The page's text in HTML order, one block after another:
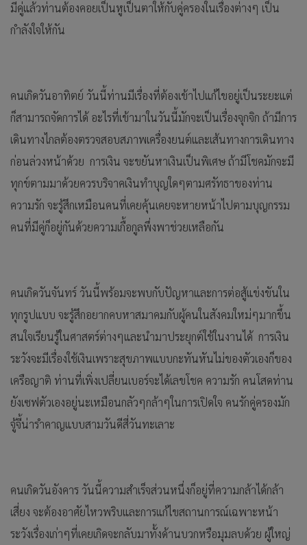
มีคู่แล้วท่านต้องคอยเป็นหูเป็นตาให้กับคู่ครองในเรื่องต่างๆ เป็น
กำลังใจให้กัน
คนเกิดวันอาทิตย์ วันนี้ท่านมีเรื่องที่ต้องเข้าไปแก้ไขอยู่เป็นระยะแต่
ก็สามารถจัดการได้ อะไรที่เข้ามาในวันนี้มักจะเป็นเรื่องจุกจิก ถ้ามีการ
เดินทางไกลต้องตรวจสอบสภาพเครื่องยนต์และเส้นทางการเดินทาง
ก่อนล่วงหน้าด้วย การเงิน จะขยันหาเงินเป็นพิเศษ ถ้ามีโชคมักจะมี
ทุกข์ตามมาด้วยควรบริจาคเงินทำบุญใดๆตามศรัทธาของท่าน
ความรัก จะรู้สึกเหมือนคนที่เคยคุ้นเคยจะหายหน้าไปตามบุญกรรม
คนที่มีคู่ก็อยู่กันด้วยความเกื้อกูลพึ่งพาช่วยเหลือกัน
คนเกิดวันจันทร์ วันนี้พร้อมจะพบกับปัญหาและการต่อสู้แข่งขันใน
ทุกรูปแบบ จะรู้สึกอยากคบหาสมาคมกับผู้คนในสังคมใหม่ๆมากขึ้น
สนใจเรียนรู้ในศาสตร์ต่างๆและนำมาประยุกต์ใช้ในงานได้ การเงิน
ระวังจะมีเรื่องใช้เงินเพราะสุขภาพแบบกะทันหันไม่ของตัวเองก็ของ
เครือญาติ ท่านที่เพิ่งเปลี่ยนเบอร์จะได้เลขโชค ความรัก คนโสดท่าน
ยังเซฟตัวเองอยู่นะเหมือนกลัวๆกล้าๆในการเปิดใจ คนรักคู่ครองมัก
จู้จี้น่ารำคาญแบบสามวันดีสี่วันทะเลาะ
คนเกิดวันอังคาร วันนี้ความสำเร็จส่วนหนึ่งก็อยู่ที่ความกล้าได้กล้า
เสี่ยง จะต้องอาศัยไหวพริบและการแก้ไขสถานการณ์เฉพาะหน้า
ระวังเรื่องเก่าๆที่เคยเกิดจะกลับมาทั้งด้านบวกหรือมุมลบด้วย ผู้ใหญ่